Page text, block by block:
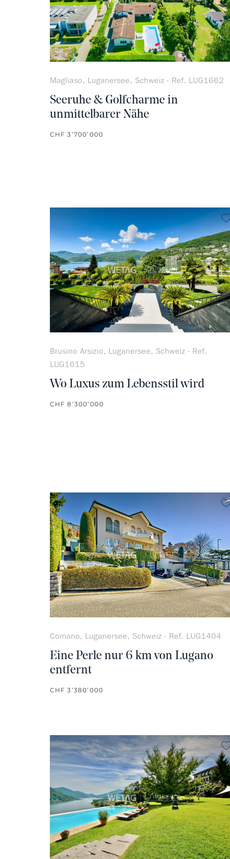
Magliaso, Luganersee, Schweiz - Ref. LUG1662
Seeruhe & Golfcharme in
unmittelbarer Nähe
CHF 3’700’000
Brusino Arsizio, Luganersee, Schweiz - Ref.
LUG1615
Wo Luxus zum Lebensstil wird
CHF 8’300’000
Comano, Luganersee, Schweiz - Ref. LUG1404
Eine Perle nur 6 km von Lugano
entfernt
CHF 3’380’000